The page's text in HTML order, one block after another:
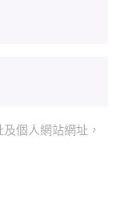
個人網站網址，